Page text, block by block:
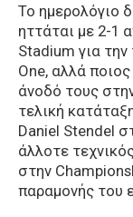
To ημερολόγιο
ηττάται με 2-1
Stadium για
One, αλλά
άνοδό τους
τελική
Daniel Stendel
άλλοτε
στην
παραμονής του